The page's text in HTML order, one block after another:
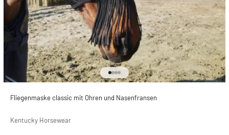
Gehe zu Element 1
Gehe zu Element 2
Gehe zu Element 3
Gehe zu Element 4
Fliegenmaske classic mit Ohren und Nasenfransen
Kentucky Horsewear